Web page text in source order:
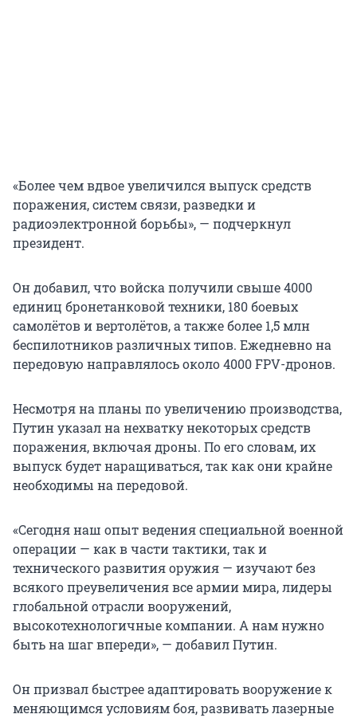
«Более чем вдвое увеличился выпуск средств
поражения, систем связи, разведки и
радиоэлектронной борьбы», — подчеркнул
президент.
Он добавил, что войска получили свыше 4000
единиц бронетанковой техники, 180 боевых
самолётов и вертолётов, а также более 1,5 млн
беспилотников различных типов. Ежедневно на
передовую направлялось около 4000 FPV-дронов.
Несмотря на планы по увеличению производства,
Путин указал на нехватку некоторых средств
поражения, включая дроны. По его словам, их
выпуск будет наращиваться, так как они крайне
необходимы на передовой.
«Сегодня наш опыт ведения специальной военной
операции — как в части тактики, так и
технического развития оружия — изучают без
всякого преувеличения все армии мира, лидеры
глобальной отрасли вооружений,
высокотехнологичные компании. А нам нужно
быть на шаг впереди», — добавил Путин.
Он призвал быстрее адаптировать вооружение к
меняющимся условиям боя, развивать лазерные